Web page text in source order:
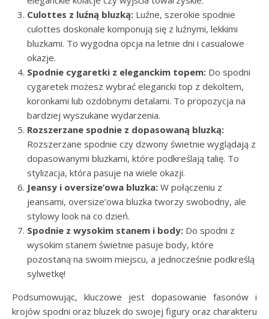
Culottes z luźną bluzką: Luźne, szerokie spodnie
culottes doskonale komponują się z luźnymi, lekkimi
bluzkami. To wygodna opcja na letnie dni i casualowe
okazje.
Spodnie cygaretki z eleganckim topem: Do spodni
cygaretek możesz wybrać elegancki top z dekoltem,
koronkami lub ozdobnymi detalami. To propozycja na
bardziej wyszukane wydarzenia.
Rozszerzane spodnie z dopasowaną bluzką:
Rozszerzane spodnie czy dzwony świetnie wyglądają z
dopasowanymi bluzkami, które podkreślają talię. To
stylizacja, która pasuje na wiele okazji.
Jeansy i oversize’owa bluzka: W połączeniu z
jeansami, oversize’owa bluzka tworzy swobodny, ale
stylowy look na co dzień.
Spodnie z wysokim stanem i body: Do spodni z
wysokim stanem świetnie pasuje body, które
pozostaną na swoim miejscu, a jednocześnie podkreślą
sylwetkę!
Podsumowując, kluczowe jest dopasowanie fasonów i
krojów spodni oraz bluzek do swojej figury oraz charakteru